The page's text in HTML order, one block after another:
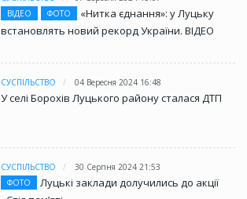
ВІДЕО
ФОТО
«Нитка єднання»: у Луцьку
встановлять новий рекорд України. ВІДЕО
СУСПІЛЬСТВО 04 Вересня 2024 16:48
У селі Борохів Луцького району сталася ДТП
СУСПІЛЬСТВО
30 Серпня 2024 21:53
ФОТО
Луцькі заклади долучились до акції